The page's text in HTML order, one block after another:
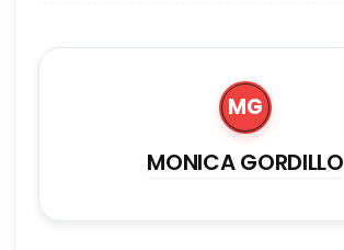
MG
MONICA GORDILLO